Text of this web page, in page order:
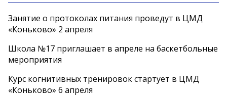
Занятие о протоколах питания проведут в ЦМД
«Коньково» 2 апреля
Школа №17 приглашает в апреле на баскетбольные
мероприятия
Курс когнитивных тренировок стартует в ЦМД
«Коньково» 6 апреля